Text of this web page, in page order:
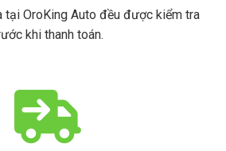
tại OroKing Auto đều được kiểm tra
khi thanh toán.